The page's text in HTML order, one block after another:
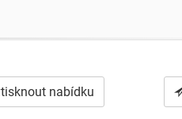
nabídku